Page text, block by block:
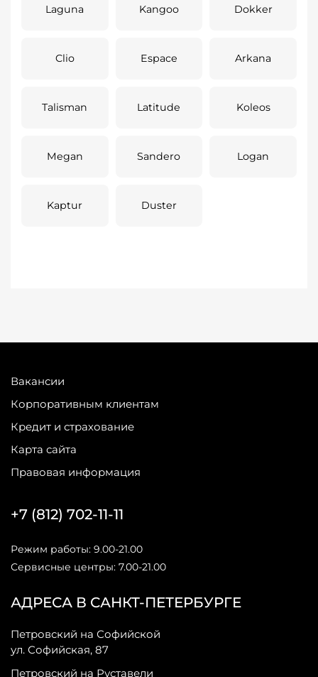
Laguna Kangoo Dokker
Clio Espace Arkana
Talisman Latitude Koleos
Megan Sandero Logan
Kaptur Duster
Вакансии
Корпоративным клиентам
Кредит и страхование
Карта сайта
Правовая информация
АДРЕСА В САНКТ-ПЕТЕРБУРГЕ
Петровский на Софийской
ул. Софийская, 87
Петровский на Руставели
+7 (812) 702-11-11
Режим работы: 9.00-21.00
Сервисные центры: 7.00-21.00